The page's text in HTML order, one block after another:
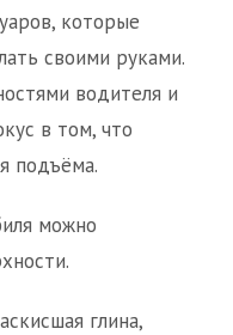
которые
своими руками.
водителя и
в том, что
подъёма.
можно
глина,